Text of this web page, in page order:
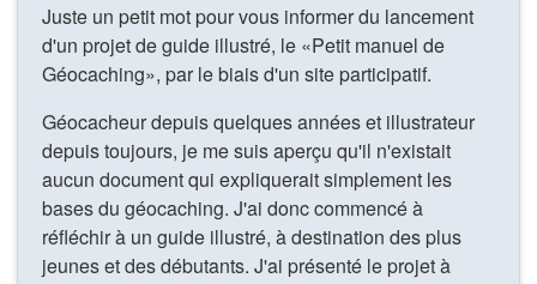
Juste un petit mot pour vous informer du lancement
d'un projet de guide illustré, le «Petit manuel de
Géocaching», par le biais d'un site participatif.
Géocacheur depuis quelques années et illustrateur
depuis toujours, je me suis aperçu qu'il n'existait
aucun document qui expliquerait simplement les
bases du géocaching. J'ai donc commencé à
réfléchir à un guide illustré, à destination des plus
jeunes et des débutants. J'ai présenté le projet à